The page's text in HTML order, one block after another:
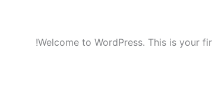
Welcome to WordPress. This is your